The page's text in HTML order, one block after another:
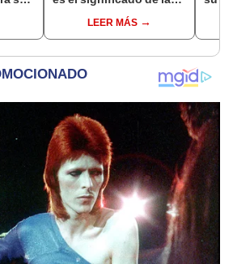
usadas por los jóvenes
LEER MÁS